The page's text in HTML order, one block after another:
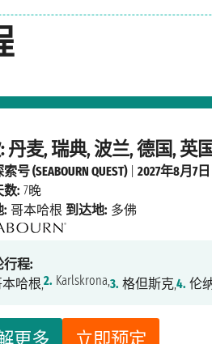
丹麦, 瑞典, 波兰, 德国, 英国
号 (SEABOURN QUEST)|2027年8月7日
数: 7晚
: 哥本哈根 到达地: 多佛
行程:
哈根,2. Karlskrona,3. 格但斯克,4. 伦